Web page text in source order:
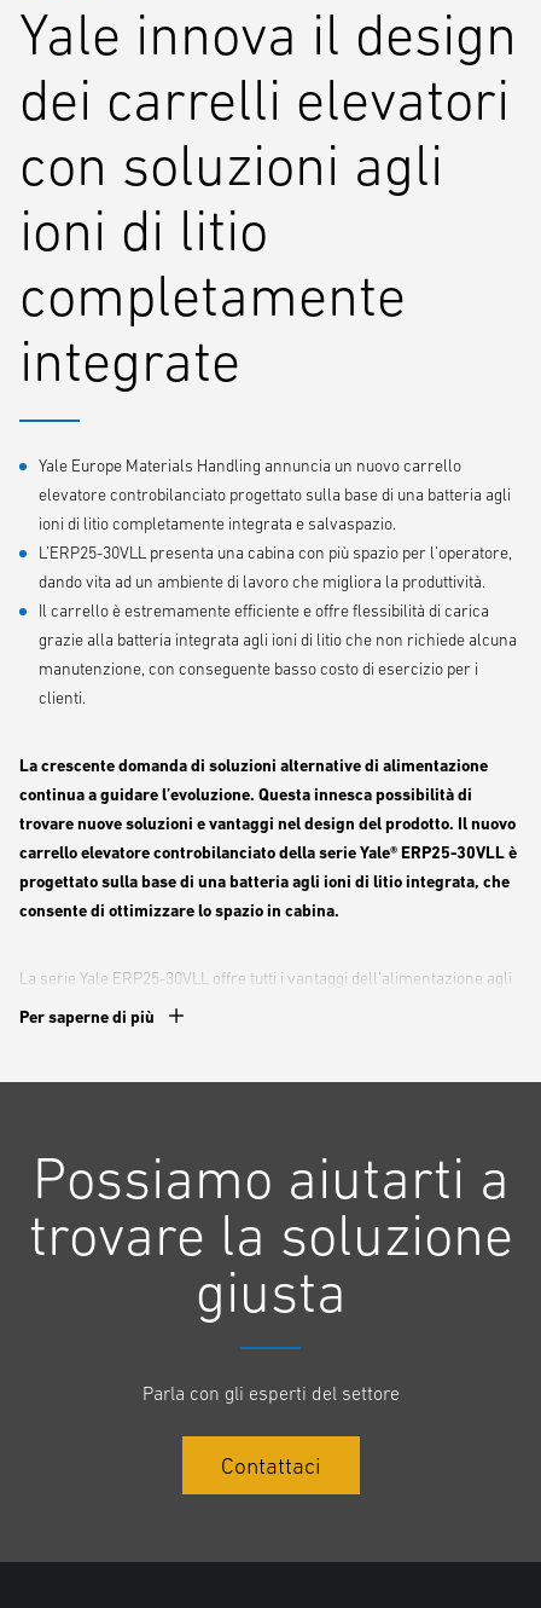
Yale innova il design
dei carrelli elevatori
con soluzioni agli
ioni di litio
completamente
integrate
Yale Europe Materials Handling annuncia un nuovo carrello
elevatore controbilanciato progettato sulla base di una batteria agli
ioni di litio completamente integrata e salvaspazio.
L’ERP25-30VLL presenta una cabina con più spazio per l’operatore,
dando vita ad un ambiente di lavoro che migliora la produttività.
Il carrello è estremamente efficiente e offre flessibilità di carica
grazie alla batteria integrata agli ioni di litio che non richiede alcuna
manutenzione, con conseguente basso costo di esercizio per i
clienti.
La crescente domanda di soluzioni alternative di alimentazione
continua a guidare l’evoluzione. Questa innesca possibilità di
trovare nuove soluzioni e vantaggi nel design del prodotto. Il nuovo
carrello elevatore controbilanciato della serie Yale® ERP25-30VLL è
progettato sulla base di una batteria agli ioni di litio integrata, che
consente di ottimizzare lo spazio in cabina.
La serie Yale ERP25-30VLL offre tutti i vantaggi dell’alimentazione agli
ioni di litio in un carrello controbilanciato: la sua batteria,
Il carrello è stato inoltre progettato in base alla fonte di alimentazione
e gli ulteriori vantaggi ottenuti nel vano operatore pongono l’ERP25-
30VLL ai vertici dell’innovazione nel settore della movimentazione dei
Massima attenzione all’ergonomia
Per saperne di più
Possiamo aiutarti a
trovare la soluzione
giusta
Parla con gli esperti del settore
Contattaci